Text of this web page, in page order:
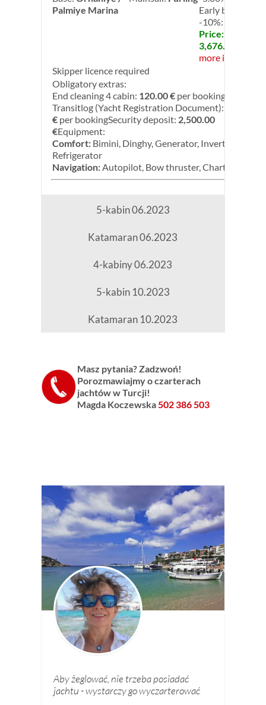
Palmiye Marina
Early booking:
-10%: -10.00%
Price:
3,676.50 €
more info
Skipper licence required
Obligatory extras:
End cleaning 4 cabin: 120.00 €per booking
Transitlog (Yacht Registration Document):
€per bookingSecurity deposit: 2,500.00
€Equipment:
Comfort: Bimini, Dinghy, Generator, Inverter,
Refrigerator
Navigation:Autopilot, Bow thruster, Chart plotter
5-kabin 06.2023
Katamaran 06.2023
4-kabiny 06.2023
5-kabin 10.2023
Katamaran 10.2023
Masz pytania? Zadzwoń!
Porozmawiajmy o czarterach
jachtów w Turcji!
Magda Koczewska502 386 503
Aby żeglować, nie trzeba posiadać
jachtu - wystarczy go wyczarterować